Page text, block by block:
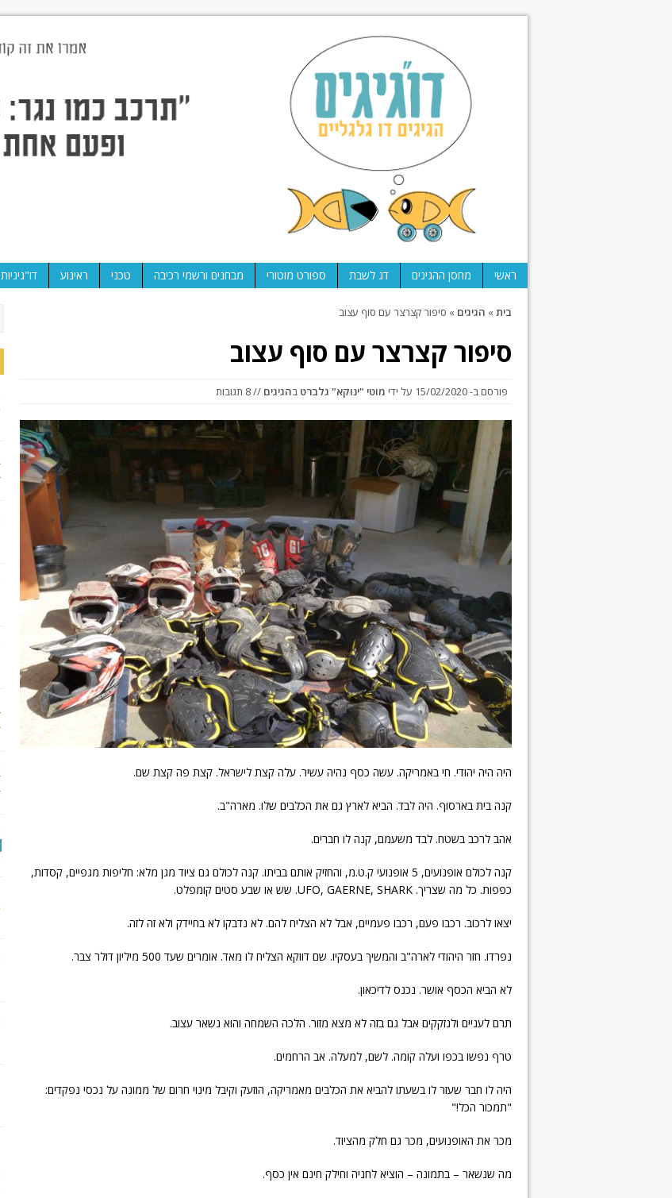
ראשי מחסן ההגיגים דג לשבת ספורט מוטורי מבחנים ורשמי רכיבה טכני ראינוע דו"גיגיות
בית» הגיגים » סיפור קצרצר עם סוף עצוב
סיפור קצרצר עם סוף עצוב
פורסם ב-15/02/2020 על ידי מוטי "ינוקא" גלברט בהגיגים // 8 תגובות
היה היה יהודי. חי באמריקה. עשה כסף נהיה עשיר. עלה קצת לישראל. קצת פה קצת שם.
קנה בית בארסוף. היה לבד. הביא לארץ גם את הכלבים שלו. מארה"ב.
אהב לרכב בשטח. לבד משעמם, קנה לו חברים.
קנה לכולם אופנועים, 5 אופנועי ק.ט.מ, והחזיק אותם בביתו. קנה לכולם גם ציוד מגן מלא: חליפות מגפיים, קסדות,
כפפות. כל מה שצריך. UFO, GAERNE, SHARK. שש או שבע סטים קומפלט.
יצאו לרכוב. רכבו פעם, רכבו פעמיים, אבל לא הצליח להם. לא נדבקו לא בחיידק ולא זה לזה.
נפרדו. חזר היהודי לארה"ב והמשיך בעסקיו. שם דווקא הצליח לו מאד. אומרים שעד 500 מיליון דולר צבר.
לא הביא הכסף אושר. נכנס לדיכאון.
תרם לעניים ולנזקקים אבל גם בזה לא מצא מזור. הלכה השמחה והוא נשאר עצוב.
טרף נפשו בכפו ועלה קומה. לשם, למעלה. אב הרחמים.
היה לו חבר שעזר לו בשעתו להביא את הכלבים מאמריקה, הוזעק וקיבל מינוי חרום של ממונה על נכסי נפקדים:
"תמכור הכל!"
מכר את האופנועים, מכר גם חלק מהציוד.
מה שנשאר – בתמונה – הוציא לחניה וחילק חינם אין כסף.